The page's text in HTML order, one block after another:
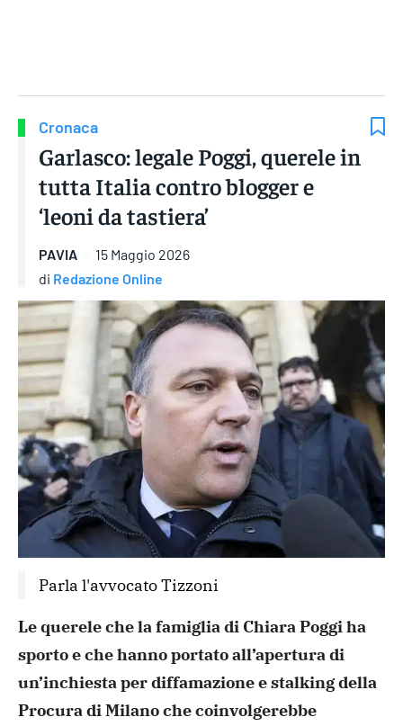
Cronaca
Garlasco: legale Poggi, querele in
tutta Italia contro blogger e
‘leoni da tastiera’
PAVIA
15 Maggio 2026
di Redazione Online
Parla l'avvocato Tizzoni
Le querele che la famiglia di Chiara Poggi ha
sporto e che hanno portato all’apertura di
un’inchiesta per diffamazione e stalking della
Procura di Milano che coinvolgerebbe